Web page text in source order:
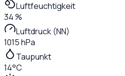
Luftfeuchtigkeit
34 %
Luftdruck (NN)
1015 hPa
Taupunkt
14°C